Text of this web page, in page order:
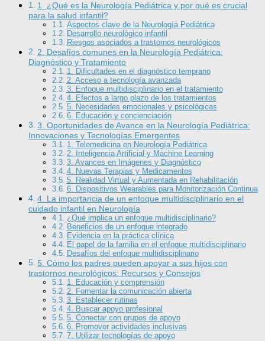
1. ¿Qué es la Neurología Pediátrica y por qué es crucial
para la salud infantil?
Aspectos clave de la Neurología Pediátrica
Desarrollo neurológico infantil
Riesgos asociados a trastornos neurológicos
2. Desafíos comunes en la Neurología Pediátrica:
Diagnóstico y Tratamiento
1. Dificultades en el diagnóstico temprano
2. Acceso a tecnología avanzada
3. Enfoque multidisciplinario en el tratamiento
4. Efectos a largo plazo de los tratamientos
5. Necesidades emocionales y psicológicas
6. Educación y concienciación
3. Oportunidades de Avance en la Neurología Pediátrica:
Innovaciones y Tecnologías Emergentes
1. Telemedicina en Neurología Pediátrica
2. Inteligencia Artificial y Machine Learning
3. Avances en Imágenes y Diagnóstico
4. Nuevas Terapias y Medicamentos
5. Realidad Virtual y Aumentada en Rehabilitación
6. Dispositivos Wearables para Monitorización Continua
4. La importancia de un enfoque multidisciplinario en el
cuidado infantil en Neurología
¿Qué implica un enfoque multidisciplinario?
Beneficios de un enfoque integrado
Evidencia en la práctica clínica
El papel de la familia en el enfoque multidisciplinario
Desafíos del enfoque multidisciplinario
5. Cómo los padres pueden apoyar a sus hijos con
trastornos neurológicos: Recursos y Consejos
1. Educación y comprensión
2. Fomentar la comunicación abierta
3. Establecer rutinas
4. Buscar apoyo profesional
5. Conectar con grupos de apoyo
6. Promover actividades inclusivas
7. Utilizar tecnologías de apoyo